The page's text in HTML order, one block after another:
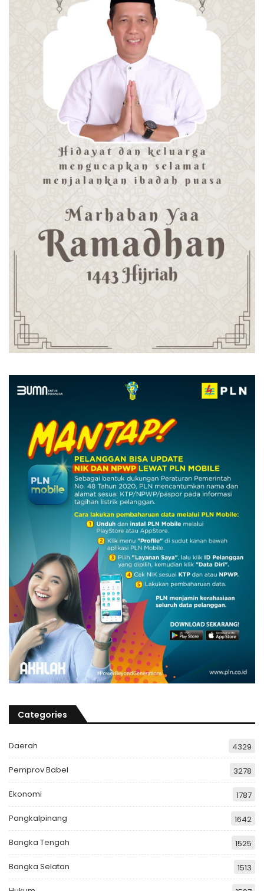
Categories
Daerah 4329
Pemprov Babel 3278
Ekonomi 1787
Pangkalpinang 1642
Bangka Tengah 1525
Bangka Selatan 1513